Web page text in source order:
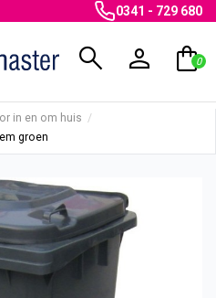
0341 - 729 680
search person shopping_bag
0
in en om huis
groen